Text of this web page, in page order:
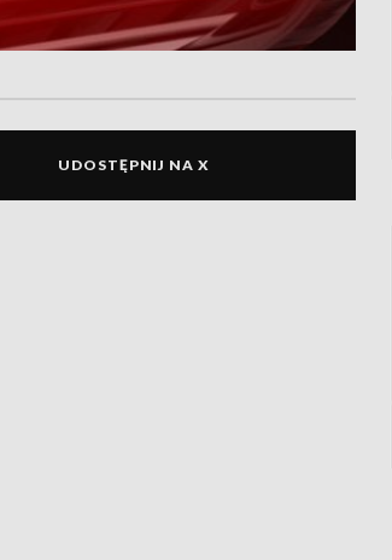
UDOSTĘPNIJ NA X